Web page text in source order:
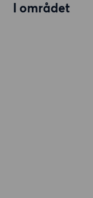
I området